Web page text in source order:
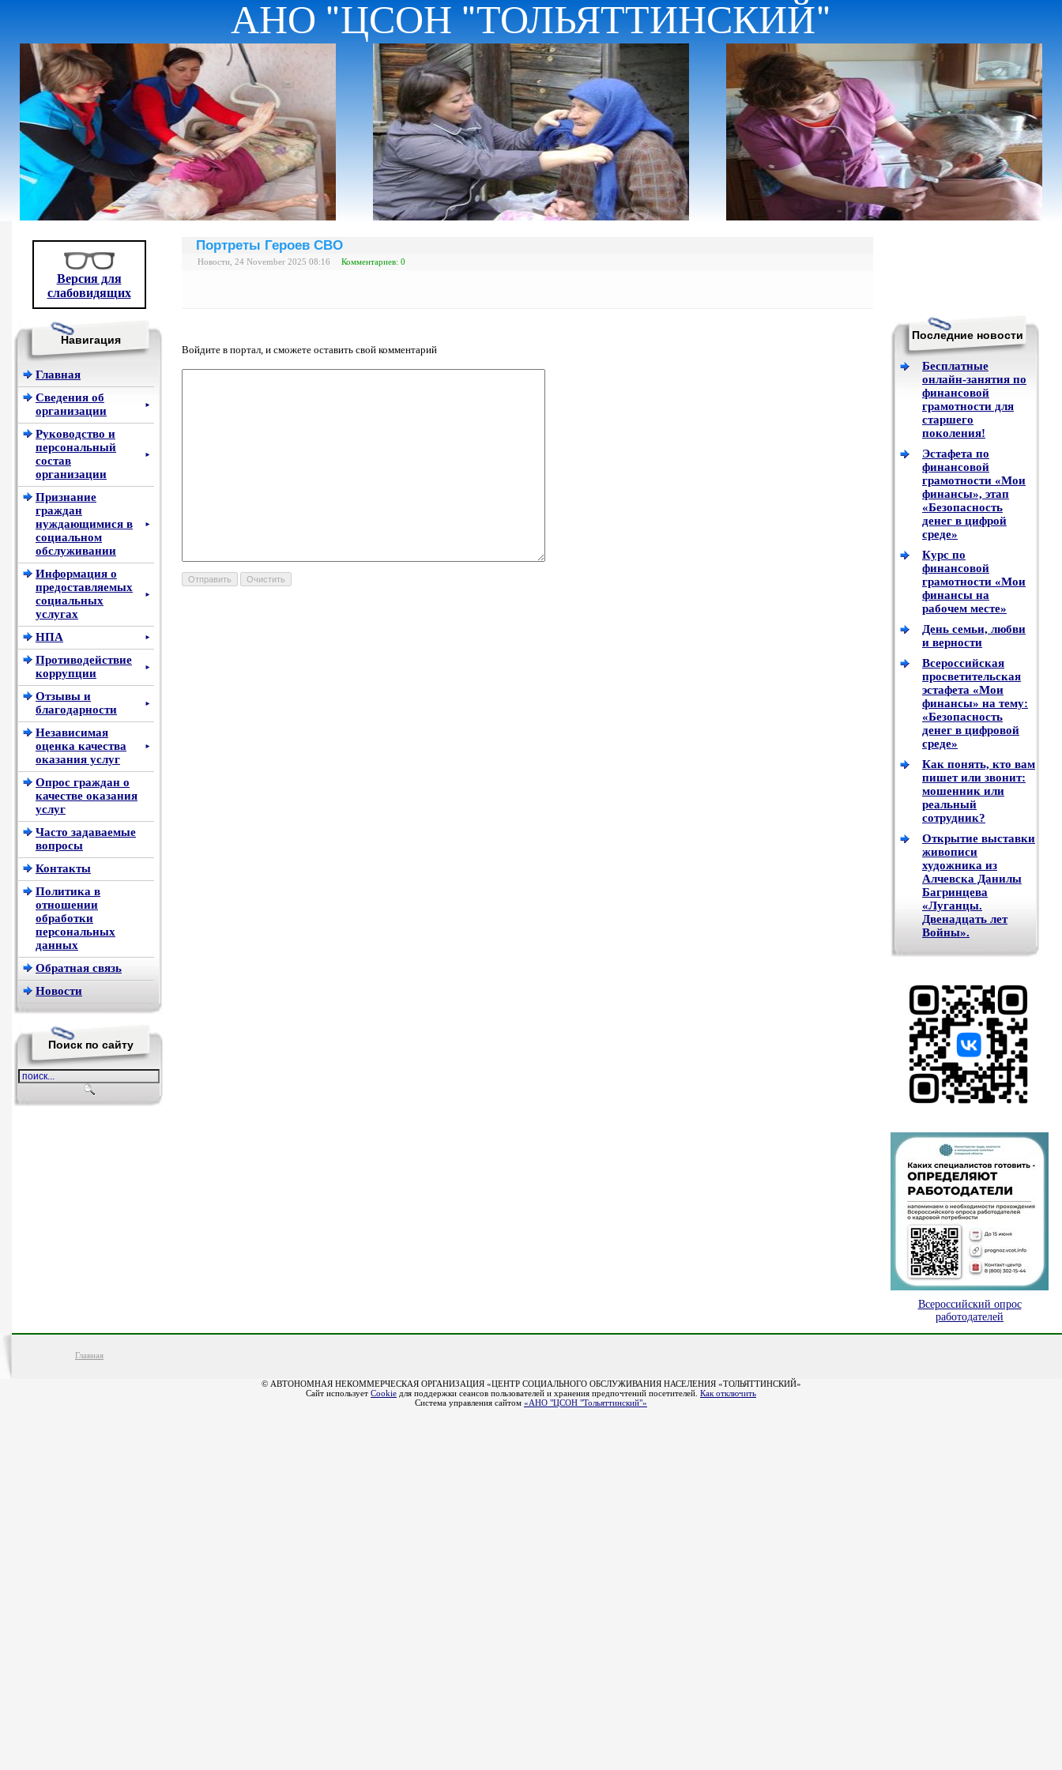
АНО "ЦСОН "ТОЛЬЯТТИНСКИЙ"
Версия для
слабовидящих
Навигация
Главная
Сведения об
организации
►
Руководство и
персональный
состав
организации
►
Признание
граждан
нуждающимися в
социальном
обслуживании
►
Информация о
предоставляемых
социальных
услугах
►
НПА ►
Противодействие
коррупции
►
Отзывы и
благодарности
►
Независимая
оценка качества
оказания услуг
►
Опрос граждан о
качестве оказания
услуг
Часто задаваемые
вопросы
Контакты
Политика в
отношении
обработки
персональных
данных
Обратная связь
Новости
Поиск по сайту
Портреты Героев СВО
Новости, 24 November 2025 08:16 Комментариев: 0
Войдите в портал, и сможете оставить свой комментарий
Последние новости
Бесплатные
онлайн-занятия по
финансовой
грамотности для
старшего
поколения!
Эстафета по
финансовой
грамотности «Мои
финансы», этап
«Безопасность
денег в цифрой
среде»
Курс по
финансовой
грамотности «Мои
финансы на
рабочем месте»
День семьи, любви
и верности
Всероссийская
просветительская
эстафета «Мои
финансы» на тему:
«Безопасность
денег в цифровой
среде»
Как понять, кто вам
пишет или звонит:
мошенник или
реальный
сотрудник?
Открытие выставки
живописи
художника из
Алчевска Данилы
Багринцева
«Луганцы.
Двенадцать лет
Войны».
Всероссийский опрос
работодателей
Главная
© АВТОНОМНАЯ НЕКОММЕРЧЕСКАЯ ОРГАНИЗАЦИЯ «ЦЕНТР СОЦИАЛЬНОГО ОБСЛУЖИВАНИЯ НАСЕЛЕНИЯ «ТОЛЬЯТТИНСКИЙ»
Сайт использует Cookie для поддержки сеансов пользователей и хранения предпочтений посетителей. Как отключить
Система управления сайтом «АНО "ЦСОН "Тольяттинский"»